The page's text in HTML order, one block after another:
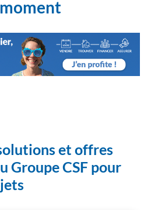
et offres
Groupe CSF pour